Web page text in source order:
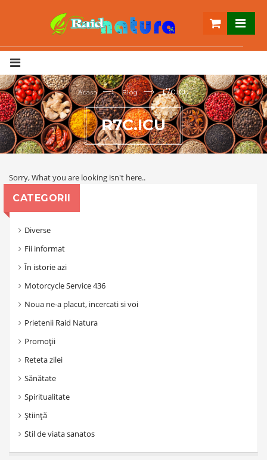
Acasa —› Blog —› r7c.icu
R7C.ICU
Sorry, What you are looking isn't here..
CATEGORII
Diverse
Fii informat
În istorie azi
Motorcycle Service 436
Noua ne-a placut, incercati si voi
Prietenii Raid Natura
Promoții
Reteta zilei
Sănătate
Spiritualitate
Știință
Stil de viata sanatos